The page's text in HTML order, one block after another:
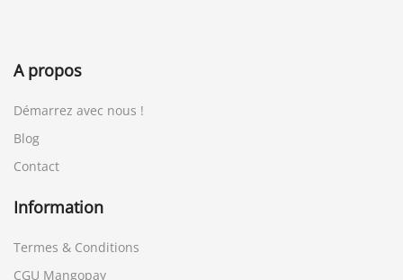
A propos
Démarrez avec nous !
Blog
Contact
Information
Termes & Conditions
CGU Mangopay